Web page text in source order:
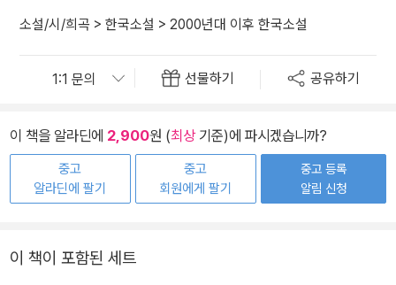
소설/시/희곡 > 한국소설 > 2000년대 이후 한국소설
선물하기 공유하기
이 책을 알라딘에 2,900원 (최상기준)에 파시겠습니까?
중고
알라딘에 팔기
중고
회원에게 팔기
중고 등록
알림 신청
이 책이 포함된 세트